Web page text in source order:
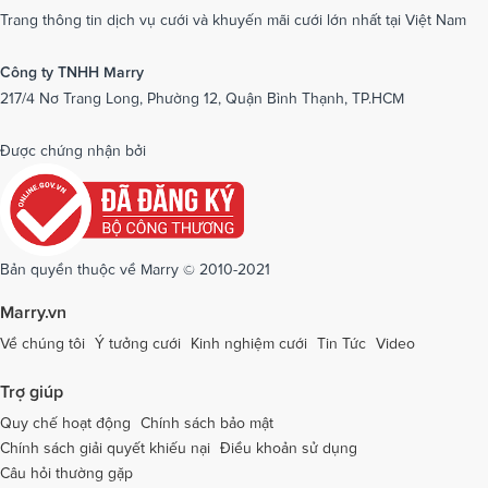
Dịch vụ cưới tại Nam Định Dịch vụ cưới tại Nghệ An
Dịch vụ cưới tại Phú Yên Dịch vụ cưới tại Phú Thọ
Dịch vụ cưới tại Quảng Bình
Dịch vụ cưới tại Quảng Ngãi
Dịch vụ cưới tại Quảng Ninh
Dịch vụ cưới tại Sóc Trăng Dịch vụ cưới tại Sơn La
Dịch vụ cưới tại Thái Bình Dịch vụ cưới tại Thanh Hóa
Dịch vụ cưới tại Thừa Thiên - Huế
Dịch vụ cưới tại An Giang Dịch vụ cưới tại Trà Vinh
Dịch vụ cưới tại Tuyên Quang Dịch vụ cưới tại Vĩnh Long
Trang thông tin dịch vụ cưới và khuyến mãi cưới lớn nhất tại Việt Nam
Công ty TNHH Marry
217/4 Nơ Trang Long, Phường 12, Quận Bình Thạnh, TP.HCM
Được chứng nhận bởi
Bản quyền thuộc về Marry © 2010-2021
Marry.vn
Về chúng tôi Ý tưởng cưới Kinh nghiệm cưới Tin Tức Video
Trợ giúp
Quy chế hoạt động
Chính sách bảo mật
Chính sách giải quyết khiếu nại Điều khoản sử dụng
Câu hỏi thường gặp